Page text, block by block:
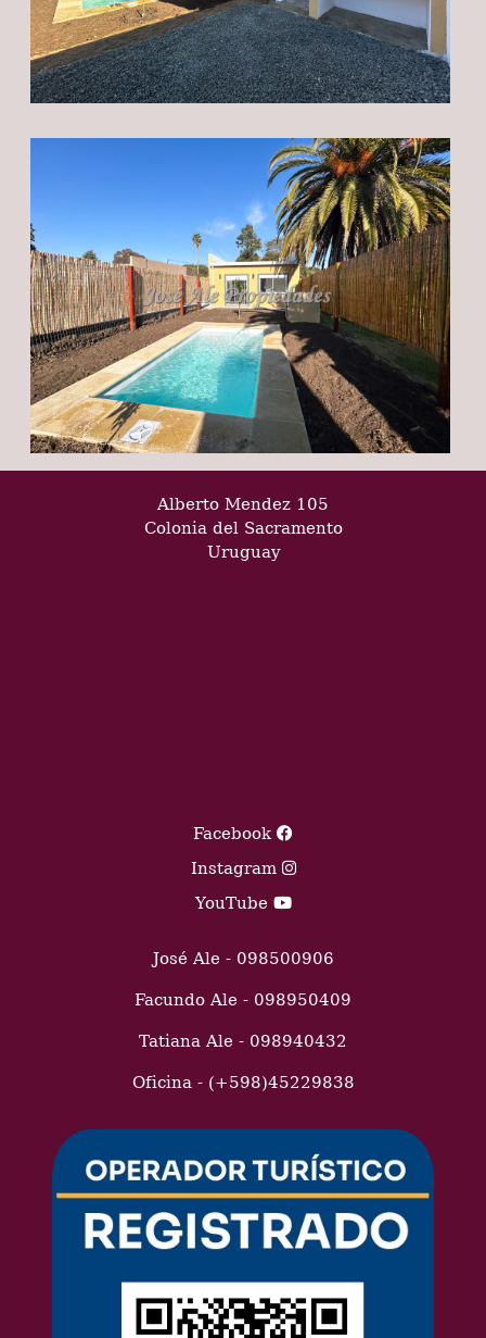
Alberto Mendez 105
Colonia del Sacramento
Uruguay
Facebook
Instagram
YouTube
José Ale - 098500906
Facundo Ale - 098950409
Tatiana Ale - 098940432
Oficina - (+598)45229838